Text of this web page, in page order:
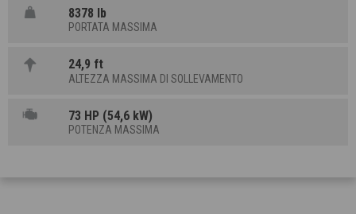
8378 lb
PORTATA MASSIMA
24,9 ft
ALTEZZA MASSIMA DI SOLLEVAMENTO
73 HP (54,6 kW)
POTENZA MASSIMA